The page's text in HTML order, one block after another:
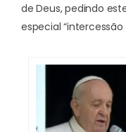
de Deus, pedindo
especial “intercessão